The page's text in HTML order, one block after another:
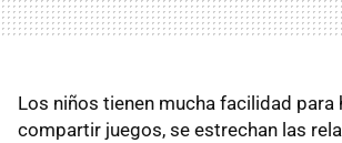
Los niños tienen mucha facilidad para
compartir juegos, se estrechan las